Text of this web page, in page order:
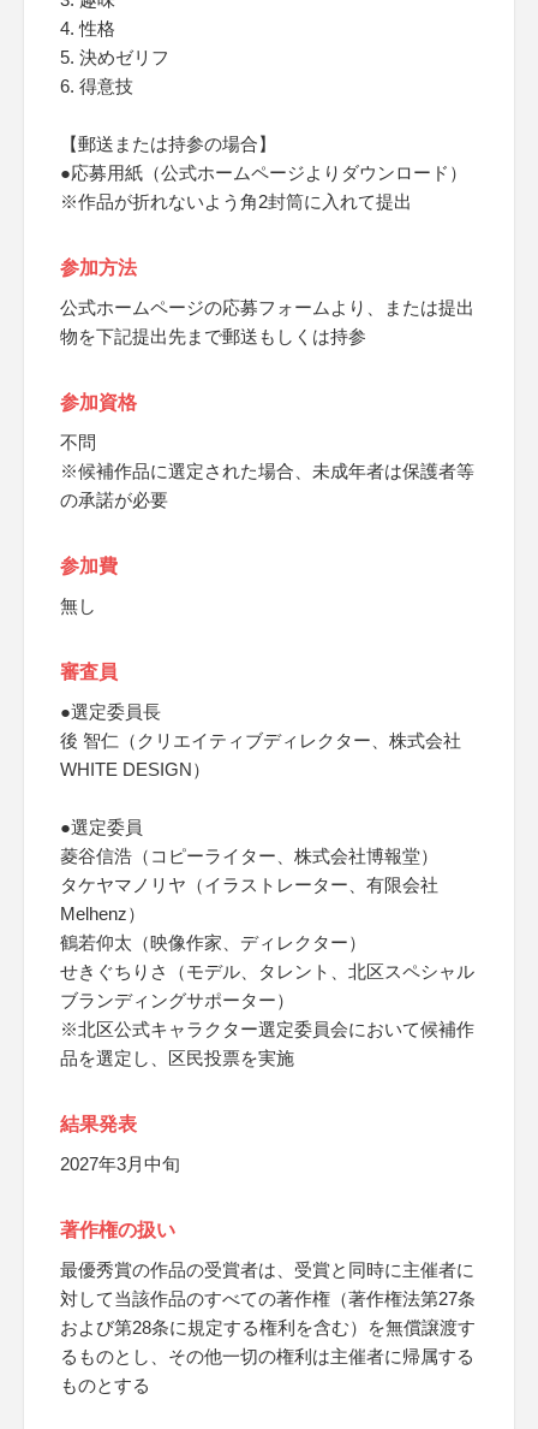
4. 性格
5. 決めゼリフ
6. 得意技
【郵送または持参の場合】
●応募用紙（公式ホームページよりダウンロード）
※作品が折れないよう角2封筒に入れて提出
参加方法
公式ホームページの応募フォームより、または提出
物を下記提出先まで郵送もしくは持参
参加資格
不問
※候補作品に選定された場合、未成年者は保護者等
の承諾が必要
参加費
無し
審査員
●選定委員長
後 智仁（クリエイティブディレクター、株式会社
WHITE DESIGN）
●選定委員
菱谷信浩（コピーライター、株式会社博報堂）
タケヤマノリヤ（イラストレーター、有限会社
Melhenz）
鶴若仰太（映像作家、ディレクター）
せきぐちりさ（モデル、タレント、北区スペシャル
ブランディングサポーター）
※北区公式キャラクター選定委員会において候補作
品を選定し、区民投票を実施
結果発表
2027年3月中旬
著作権の扱い
最優秀賞の作品の受賞者は、受賞と同時に主催者に
対して当該作品のすべての著作権（著作権法第27条
および第28条に規定する権利を含む）を無償譲渡す
るものとし、その他一切の権利は主催者に帰属する
ものとする